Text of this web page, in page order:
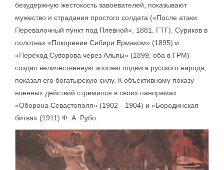
безудержную жестокость завоевателей, показывают
мужество и страдания простого солдата («После атаки.
Перевалочный пункт под Плевной», 1881, ГТГ). Суриков в
полотнах «Покорение Сибири Ермаком» (1895) и
«Переход Суворова через Альпы» (1899, оба в ГРМ)
создал величественную эпопею подвига русского народа,
показал его богатырскую силу. К объективному показу
военных действий стремился в своих панорамах
«Оборона Севастополя» (1902—1904) и «Бородинская
битва» (1911) Ф. А. Рубо.